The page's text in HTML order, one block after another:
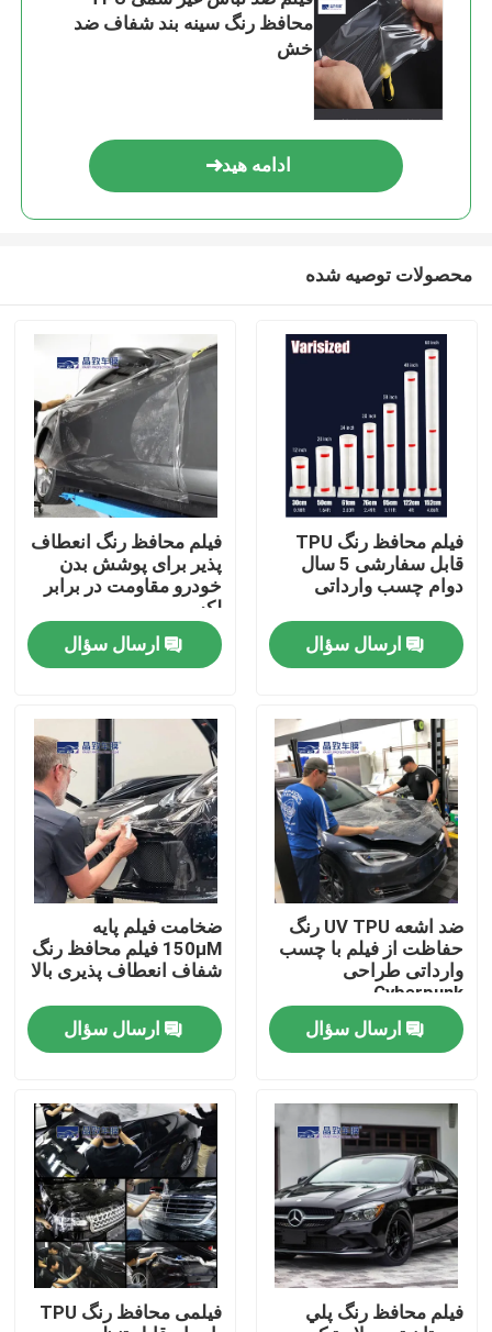
محصولات
فیلم های
دربارهی ما
کارخانه تور
کنترل کیفیت
تماس با ما
اخبار
همه موارد
فیلم محافظ رنگ رنگی
محافظ رنگ سینه بند شفاف ضد
خش
ادامه هید
محصولات توصیه شده
فیلم محافظ رنگ TPU
قابل سفارشی 5 سال
دوام چسب وارداتی
ارسال سؤال
فیلم محافظ رنگ انعطاف
پذیر برای پوشش بدن
خودرو مقاومت در برابر
لکه
ارسال سؤال
ضد اشعه UV TPU رنگ
حفاظت از فیلم با چسب
وارداتی طراحی
Cyberpunk
ارسال سؤال
ضخامت فیلم پایه
150μM فیلم محافظ رنگ
شفاف انعطاف پذیری بالا
ارسال سؤال
فيلم محافظ رنگ پلي
فیلمی محافظ رنگ TPU